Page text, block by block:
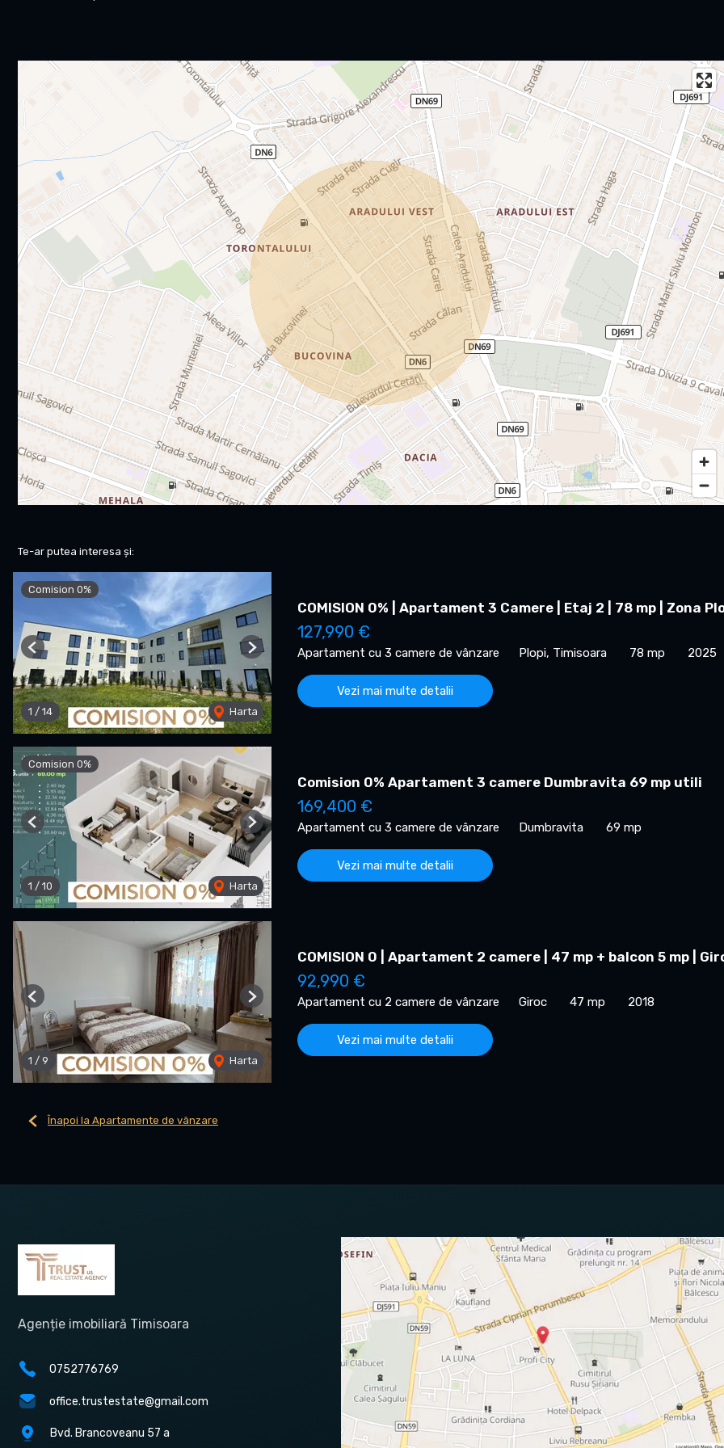
Te-ar putea interesa și:
Comision 0%
1 / 14 Harta
Previous Next
COMISION 0% | Apartament 3 Camere | Etaj 2 | 78 mp | Zona
127,990 €
Apartament cu 3 camere de vânzare Plopi, Timisoara 78 mp 2025
Vezi mai multe detalii
Comision 0%
1 / 10 Harta
Previous Next
Comision 0% Apartament 3 camere Dumbravita 69 mp utili
169,400 €
Apartament cu 3 camere de vânzare Dumbravita 69 mp
Vezi mai multe detalii
1 / 9 Harta
Previous Next
COMISION 0 | Apartament 2 camere | 47 mp + balcon 5 mp |
92,990 €
Apartament cu 2 camere de vânzare Giroc 47 mp 2018
Vezi mai multe detalii
Înapoi la Apartamente de vânzare
Agenție imobiliară Timisoara
0752776769
office.trustestate@gmail.com
Bvd. Brancoveanu 57 a